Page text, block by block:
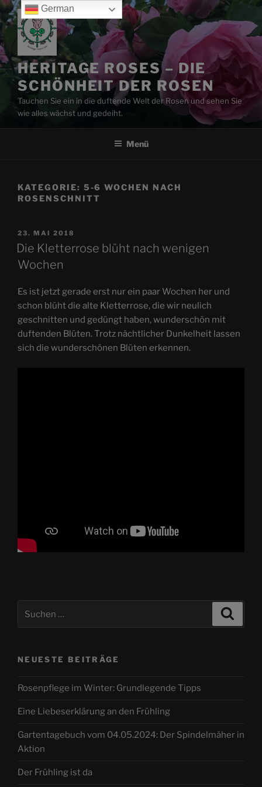
Zum
Inhalt
springen
HERITAGE ROSES – DIE
SCHÖNHEIT DER ROSEN
Tauchen Sie ein in die duftende Welt der Rosen und sehen Sie
wie alles wächst und gedeiht.
Menü
KATEGORIE: 5-6 WOCHEN NACH
ROSENSCHNITT
VERÖFFENTLICHT
AM
23. MAI 2018
Die Kletterrose blüht nach wenigen
Wochen
Es ist jetzt gerade erst nur ein paar Wochen her und
schon blüht die alte Kletterrose, die wir neulich
geschnitten und gedüngt haben, wunderschön mit
duftenden Blüten. Trotz nächtlicher Dunkelheit lassen
sich die wunderschönen Blüten erkennen.
nach:
NEUESTE BEITRÄGE
Rosenpflege im Winter: Grundlegende Tipps
Eine Liebeserklärung an den Frühling
Gartentagebuch vom 04.05.2024: Der Spindelmäher in
Aktion
Der Frühling ist da
German